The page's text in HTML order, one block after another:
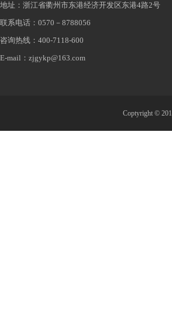
地址：浙江省衢州市东港经济开发区东港4路2号
联系电话：0570－8788056
咨询热线：400-7118-600
E-mail：zjgykp@163.com
Coptyright ©